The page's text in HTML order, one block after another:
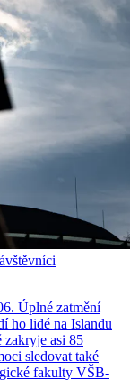
Úplné zatmění
ho lidé na Islandu
zakryje asi 85
sledovat také
fakulty VŠB-